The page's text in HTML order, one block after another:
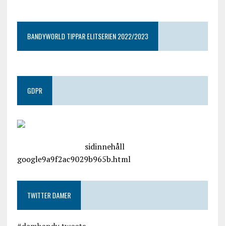
BANDYWORLD TIPPAR ELITSERIEN 2022/2023
GDPR
sidinnehåll
google9a9f2ac9029b965b.html
TWITTER DAMER